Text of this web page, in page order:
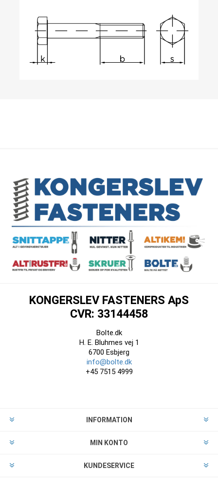
KONGERSLEV FASTENERS ApS
CVR: 33144458
Bolte.dk
H. E. Bluhmes vej 1
6700 Esbjerg
info@bolte.dk
+45 7515 4999
INFORMATION
MIN KONTO
KUNDESERVICE